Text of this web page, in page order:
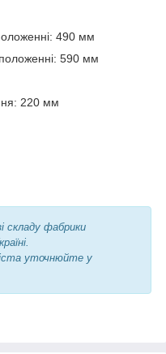
490 мм
590 мм
220 мм
складу фабрики
уточнюйте у